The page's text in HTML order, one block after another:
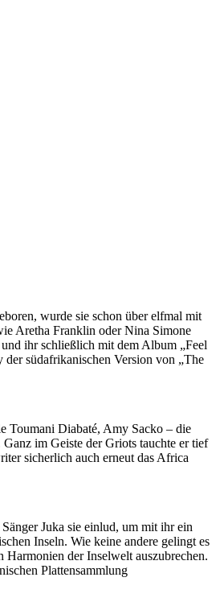
wurde sie schon über elfmal mit
Aretha Franklin oder Nina Simone
ihr schließlich mit dem Album „Feel
südafrikanischen Version von „The
Toumani Diabaté, Amy Sacko – die
im Geiste der Griots tauchte er tief
sicherlich auch erneut das Africa
Juka sie einlud, um mit ihr ein
Inseln. Wie keine andere gelingt es
der Inselwelt auszubrechen.
Plattensammlung